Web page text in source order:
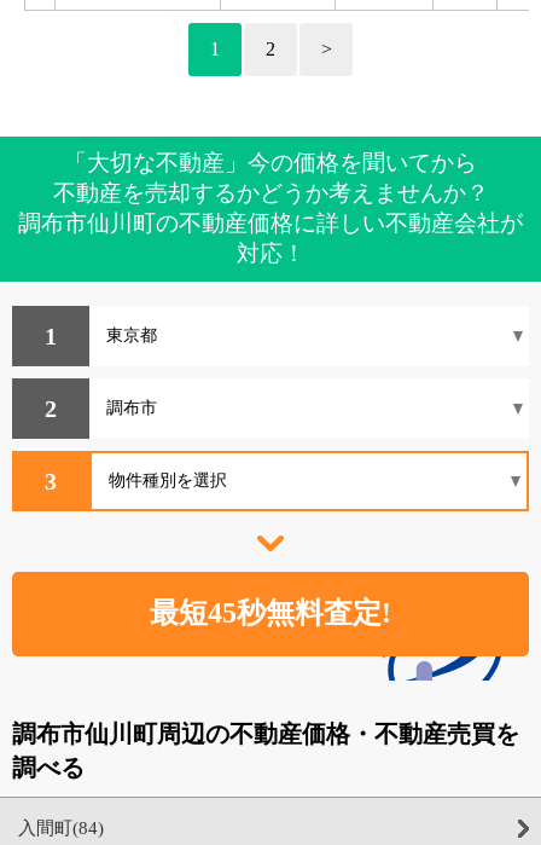
1 2 >
「大切な不動産」今の価格を聞いてから
不動産を売却するかどうか考えませんか？
調布市仙川町の不動産価格に詳しい不動産会社が
対応！
1
2
3
調布市仙川町周辺の不動産価格・不動産売買を
調べる
入間町(84)